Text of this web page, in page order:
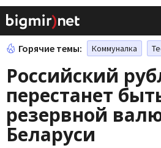
Горячие темы: Коммуналка
Российский
перестанет
резервной
Беларуси